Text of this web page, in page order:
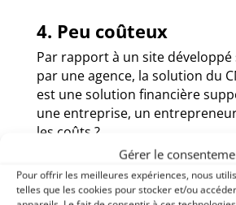
Gérer le
Pour offrir les meilleures expériences, nous
telles que les cookies pour stocker et/ou
4. Peu coûteux
Par rapport à un site
par une agence, la solution du
est une solution financière
une entreprise, un
les coûts ?
a. Le CMS WordPressest gratuit
b. Le thème est gratuit ou